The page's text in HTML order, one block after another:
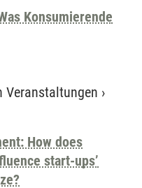
Konsumierende
Veranstaltungen ›
How does
start-ups’